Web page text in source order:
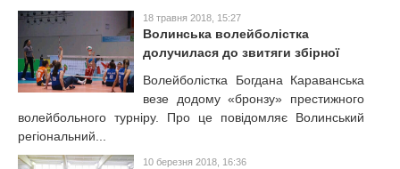
18 травня 2018, 15:27
Волинська волейболістка
долучилася до звитяги збірної
Волейболістка Богдана Караванська
везе додому «бронзу» престижного
волейбольного турніру. Про це повідомляє Волинський
регіональний...
10 березня 2018, 16:36